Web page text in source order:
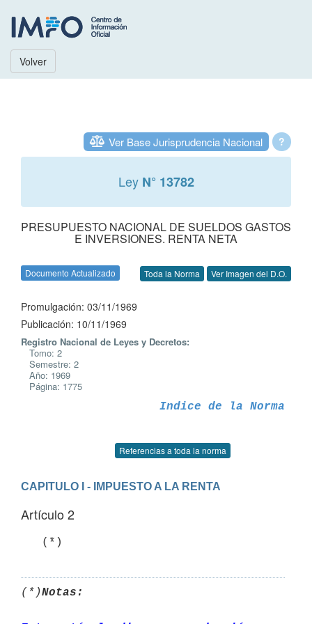
Volver
?
Ver Base Jurisprudencia Nacional
Ley N° 13782
PRESUPUESTO NACIONAL DE SUELDOS GASTOS
E INVERSIONES. RENTA NETA
Documento Actualizado Toda la Norma Ver Imagen del D.O.
Promulgación: 03/11/1969
Publicación: 10/11/1969
Registro Nacional de Leyes y Decretos:
Tomo: 2
Semestre: 2
Año: 1969
Página: 1775
Indice de la Norma
Referencias a toda la norma
CAPITULO I - IMPUESTO A LA RENTA
Artículo 2
(*)Notas: